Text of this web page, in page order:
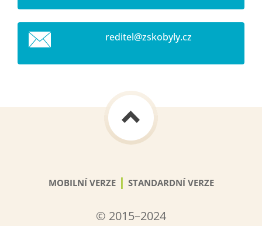
reditel@zskobyly.cz
MOBILNÍ VERZE | STANDARDNÍ VERZE
© 2015–2024